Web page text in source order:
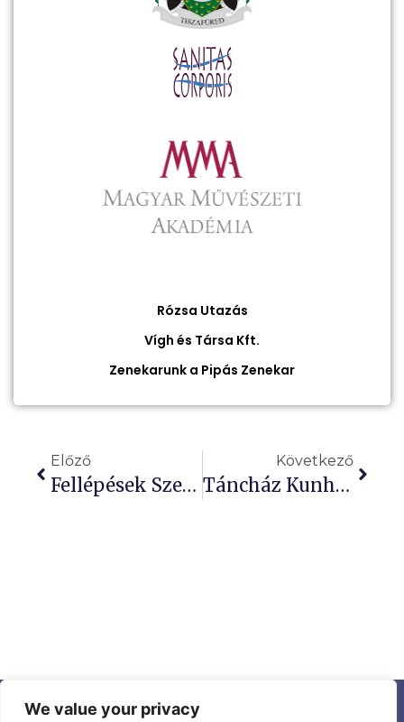
We value your privacy
Rózsa Utazás
Vígh és Társa Kft.
Zenekarunk a Pipás Zenekar
Előző
Fellépések Szeptember Végén.
Következő
Táncház Kunhegyesen
Aktualitások